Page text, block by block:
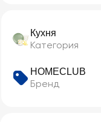
Кухня
Категория
HOMECLUB
Бренд